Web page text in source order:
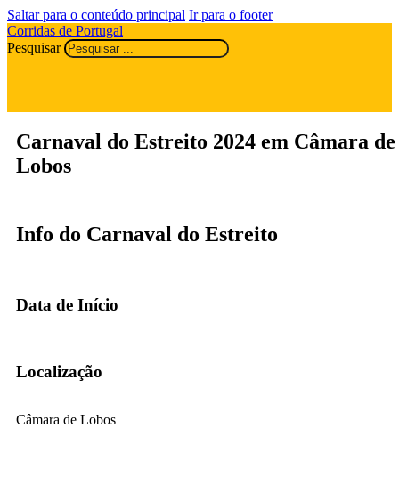
Saltar para o conteúdo principal Ir para o footer
Corridas de Portugal
Pesquisar
Carnaval do Estreito 2024 em Câmara de
Lobos
Info do Carnaval do Estreito
Data de Início
Localização
Câmara de Lobos